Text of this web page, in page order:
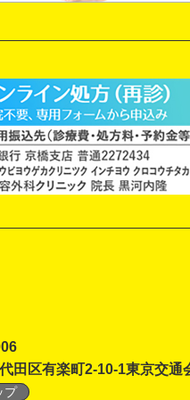
田区有楽町2-10-1東京交通
プ